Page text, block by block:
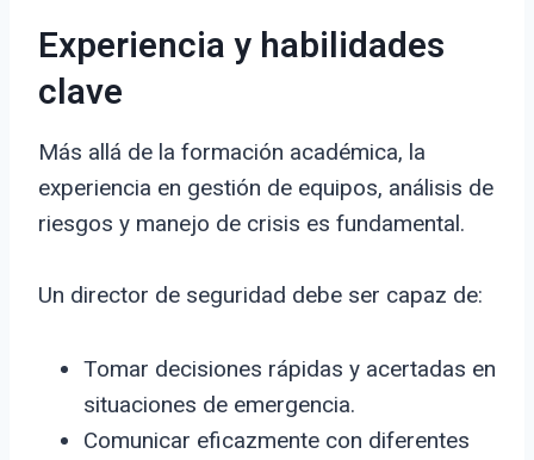
Experiencia y habilidades
clave
Más allá de la formación académica, la
experiencia en gestión de equipos, análisis de
riesgos y manejo de crisis es fundamental.
Un director de seguridad debe ser capaz de:
Tomar decisiones rápidas y acertadas en
situaciones de emergencia.
Comunicar eficazmente con diferentes